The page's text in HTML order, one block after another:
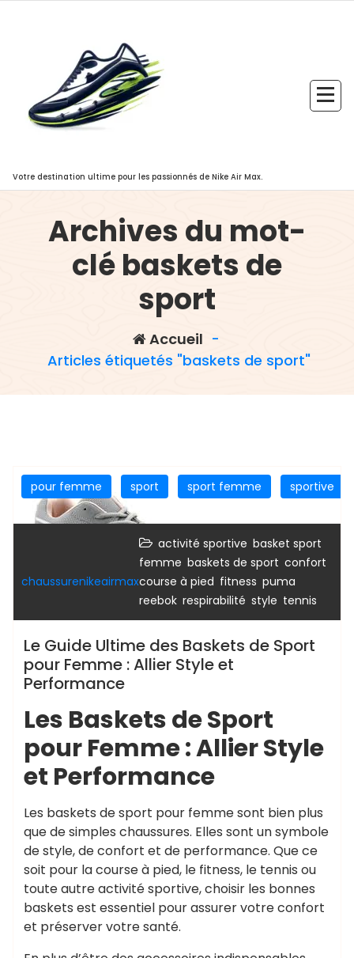
Votre destination ultime pour les passionnés de Nike Air Max.
Archives du mot-
clé baskets de
sport
Accueil -
Articles étiquetés "baskets de sport"
pour femme sport sport femme sportive
chaussurenikeairmax
activité sportive basket sport
femme baskets de sport confort
course à pied fitness puma
reebok respirabilité style tennis
Le Guide Ultime des Baskets de Sport
pour Femme : Allier Style et
Performance
Les Baskets de Sport
pour Femme : Allier Style
et Performance
Les baskets de sport pour femme sont bien plus
que de simples chaussures. Elles sont un symbole
de style, de confort et de performance. Que ce
soit pour la course à pied, le fitness, le tennis ou
toute autre activité sportive, choisir les bonnes
baskets est essentiel pour assurer votre confort
et préserver votre santé.